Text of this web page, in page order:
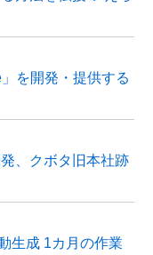
を開発・提供する
、クボタ旧本社跡
生成 1カ月の作業